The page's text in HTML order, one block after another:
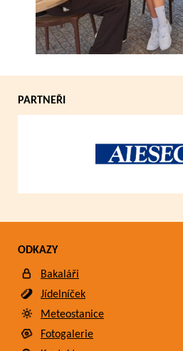
PARTNEŘI
ODKAZY
Bakaláři
Jídelníček
Meteostanice
Fotogalerie